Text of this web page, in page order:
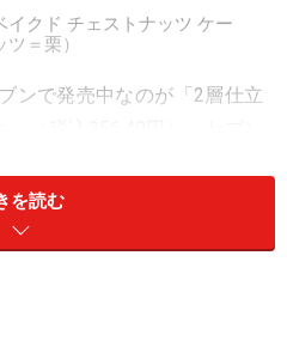
クド チェストナッツ ケー
＝栗）
ンで発売中なのが「2層仕立
ーム＆ベイクドマロン
を読む